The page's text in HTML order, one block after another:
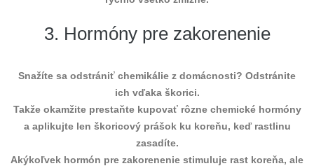
3. Hormóny pre zakorenenie
Snažíte sa odstrániť chemikálie z domácnosti? Odstránite
ich vďaka škorici.
Takže okamžite prestaňte kupovať rôzne chemické hormóny
a aplikujte len škoricový prášok ku koreňu, keď rastlinu
zasadíte.
Akýkoľvek hormón pre zakorenenie stimuluje rast koreňa, ale